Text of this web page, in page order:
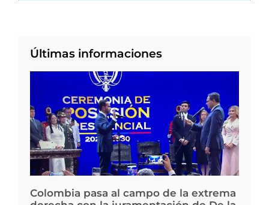
Últimas informaciones
Colombia pasa al campo de la extrema